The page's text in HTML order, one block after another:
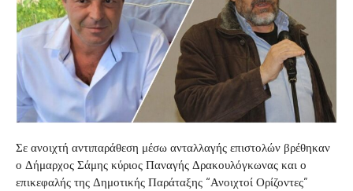
Σε ανοιχτή αντιπαράθεση μέσω ανταλλαγής επιστολών βρέθηκαν
ο Δήμαρχος Σάμης κύριος Παναγής Δρακουλόγκωνας και ο
επικεφαλής της Δημοτικής Παράταξης “Ανοιχτοί Ορίζοντες”